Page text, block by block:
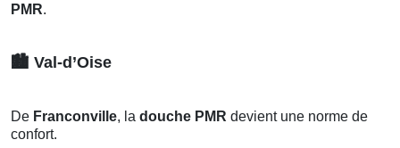
PMR.
🏙️ Val-d’Oise
De Franconville, la douche PMR devient une norme de
confort.